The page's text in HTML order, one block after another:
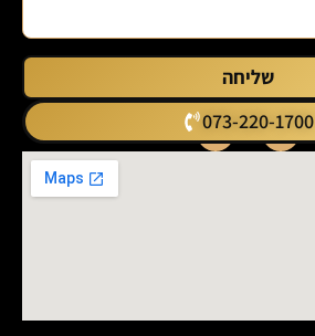
שליחה
073-220-1700